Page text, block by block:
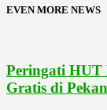
EVEN MORE NEWS
Peringati HUT
Gratis di